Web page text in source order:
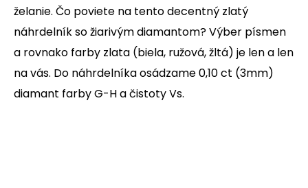
želanie. Čo poviete na tento decentný zlatý
náhrdelník so žiarivým diamantom? Výber písmen
a rovnako farby zlata (biela, ružová, žltá) je len a len
na vás. Do náhrdelníka osádzame 0,10 ct (3mm)
diamant farby G-H a čistoty Vs.